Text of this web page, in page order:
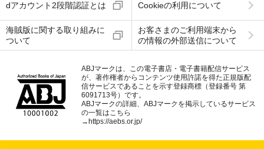
dアカウント2段階認証とは Cookieの利用について
海賊版に関する取り組みに
ついて
お客さまのご利用端末から
の情報の外部送信について
ABJマークは、この電子書店・電子書籍配信サービス
が、著作権者からコンテンツ使用許諾を得た正規版配
信サービスであることを示す登録商標（登録番号 第
6091713号）です。
ABJマークの詳細、ABJマークを掲示しているサービス
の一覧はこちら
→ https://aebs.or.jp/